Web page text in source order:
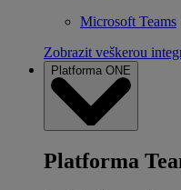
Microsoft Teams
Zobrazit veškerou
Platforma ONE
Platforma